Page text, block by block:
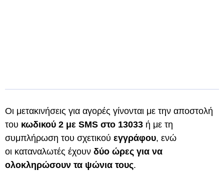
Οι μετακινήσεις για αγορές γίνονται με την αποστολή
του κωδικού 2 με SMS στο 13033 ή με τη
συμπλήρωση του σχετικού εγγράφου, ενώ
οι καταναλωτές έχουν δύο ώρες για να
ολοκληρώσουν τα ψώνια τους.